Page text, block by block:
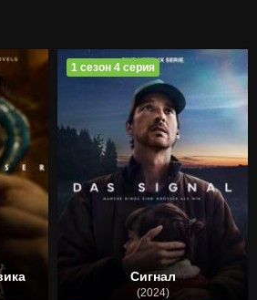
Сигнал
(2024)
1 сезон 4 серия